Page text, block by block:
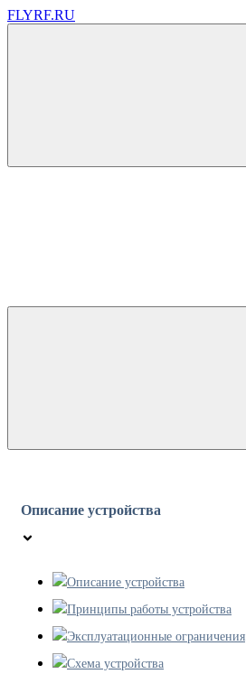
FLYRF.RU
Описание устройства
Описание устройства
Принципы работы устройства
Эксплуатационные ограничения
Схема устройства